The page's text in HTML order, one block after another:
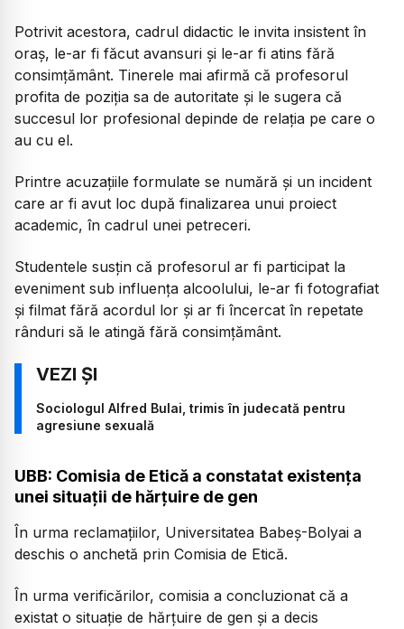
Potrivit acestora, cadrul didactic le invita insistent în
oraș, le-ar fi făcut avansuri și le-ar fi atins fără
consimțământ. Tinerele mai afirmă că profesorul
profita de poziția sa de autoritate și le sugera că
succesul lor profesional depinde de relația pe care o
au cu el.
Printre acuzațiile formulate se numără și un incident
care ar fi avut loc după finalizarea unui proiect
academic, în cadrul unei petreceri.
Studentele susțin că profesorul ar fi participat la
eveniment sub influența alcoolului, le-ar fi fotografiat
și filmat fără acordul lor și ar fi încercat în repetate
rânduri să le atingă fără consimțământ.
Sociologul Alfred Bulai, trimis în judecată pentru
agresiune sexuală
UBB: Comisia de Etică a constatat existența
unei situații de hărțuire de gen
În urma reclamațiilor, Universitatea Babeș-Bolyai a
deschis o anchetă prin Comisia de Etică.
În urma verificărilor, comisia a concluzionat că a
existat o situație de hărțuire de gen și a decis